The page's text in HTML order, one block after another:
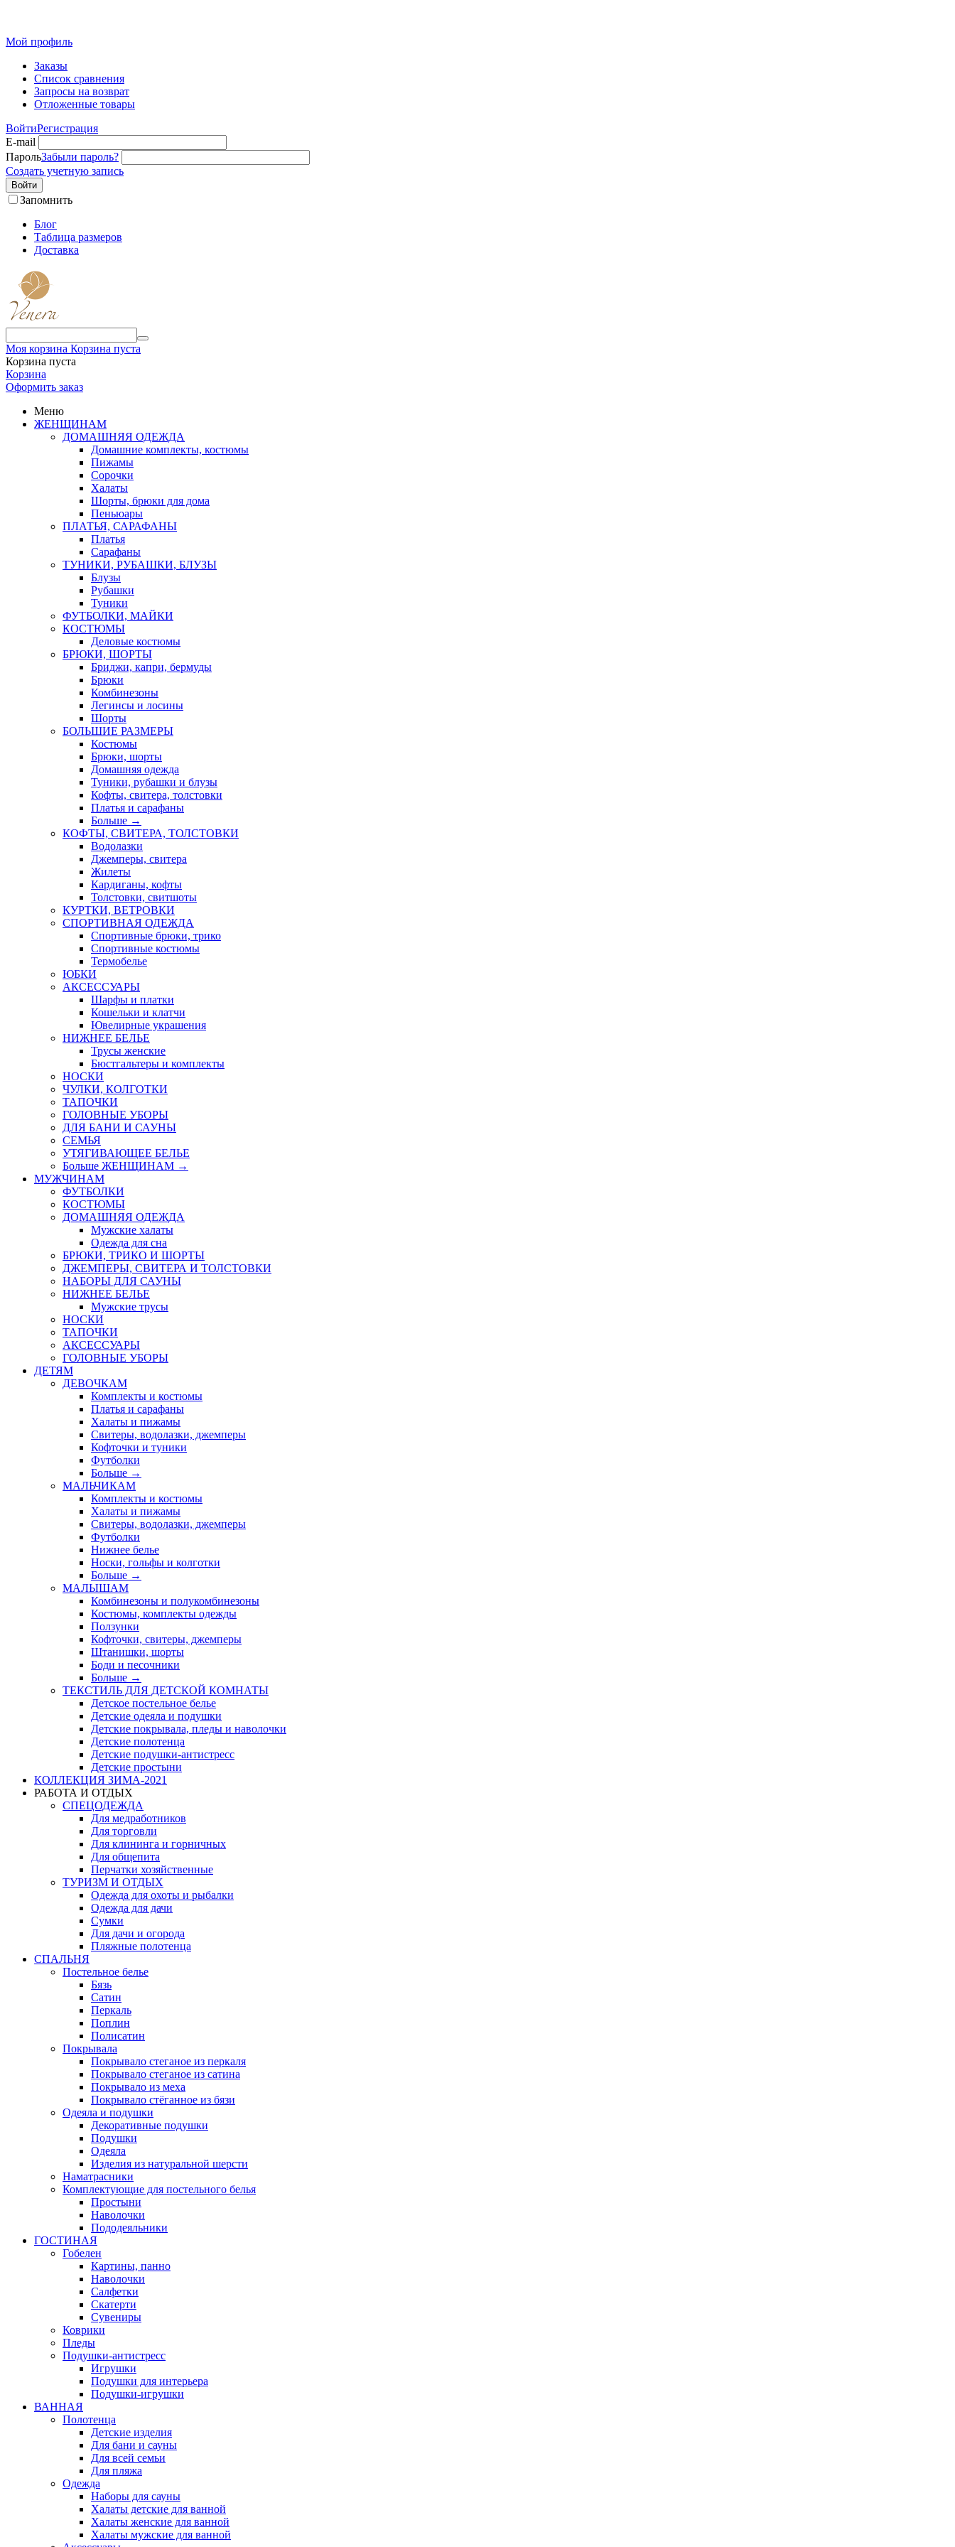
Мой профиль
Заказы
Список сравнения
Запросы на возврат
Отложенные товары
ВойтиРегистрация
E-mail
ПарольЗабыли пароль?
Создать учетную запись
Войти
Запомнить
Блог
Таблица размеров
Доставка
Моя корзина Корзина пуста
Корзина пуста
Корзина
Оформить заказ
Меню
ЖЕНЩИНАМ
ДОМАШНЯЯ ОДЕЖДА
Домашние комплекты, костюмы
Пижамы
Сорочки
Халаты
Шорты, брюки для дома
Пеньюары
ПЛАТЬЯ, САРАФАНЫ
Платья
Сарафаны
ТУНИКИ, РУБАШКИ, БЛУЗЫ
Блузы
Рубашки
Туники
ФУТБОЛКИ, МАЙКИ
КОСТЮМЫ
Деловые костюмы
БРЮКИ, ШОРТЫ
Бриджи, капри, бермуды
Брюки
Комбинезоны
Легинсы и лосины
Шорты
БОЛЬШИЕ РАЗМЕРЫ
Костюмы
Брюки, шорты
Домашняя одежда
Туники, рубашки и блузы
Кофты, свитера, толстовки
Платья и сарафаны
Больше →
КОФТЫ, СВИТЕРА, ТОЛСТОВКИ
Водолазки
Джемперы, свитера
Жилеты
Кардиганы, кофты
Толстовки, свитшоты
КУРТКИ, ВЕТРОВКИ
СПОРТИВНАЯ ОДЕЖДА
Спортивные брюки, трико
Спортивные костюмы
Термобелье
ЮБКИ
AКСЕССУАРЫ
Шарфы и платки
Кошельки и клатчи
Ювелирные украшения
НИЖНЕЕ БЕЛЬЕ
Трусы женские
Бюстгальтеры и комплекты
НОСКИ
ЧУЛКИ, КОЛГОТКИ
ТАПОЧКИ
ГОЛОВНЫЕ УБОРЫ
ДЛЯ БАНИ И САУНЫ
СЕМЬЯ
УТЯГИВАЮЩЕЕ БЕЛЬЕ
Больше ЖЕНЩИНАМ →
МУЖЧИНАМ
ФУТБОЛКИ
КОСТЮМЫ
ДОМАШНЯЯ ОДЕЖДА
Мужские халаты
Одежда для сна
БРЮКИ, ТРИКО И ШОРТЫ
ДЖЕМПЕРЫ, СВИТЕРА И ТОЛСТОВКИ
НАБОРЫ ДЛЯ САУНЫ
НИЖНЕЕ БЕЛЬЕ
Мужские трусы
НОСКИ
ТАПОЧКИ
АКСЕССУАРЫ
ГОЛОВНЫЕ УБОРЫ
ДЕТЯМ
ДЕВОЧКАМ
Комплекты и костюмы
Платья и сарафаны
Халаты и пижамы
Свитеры, водолазки, джемперы
Кофточки и туники
Футболки
Больше →
МАЛЬЧИКАМ
Комплекты и костюмы
Халаты и пижамы
Свитеры, водолазки, джемперы
Футболки
Нижнее белье
Носки, гольфы и колготки
Больше →
МАЛЫШАМ
Комбинезоны и полукомбинезоны
Костюмы, комплекты одежды
Ползунки
Кофточки, свитеры, джемперы
Штанишки, шорты
Боди и песочники
Больше →
ТЕКСТИЛЬ ДЛЯ ДЕТСКОЙ КОМНАТЫ
Детское постельное белье
Детские одеяла и подушки
Детские покрывала, пледы и наволочки
Детские полотенца
Детские подушки-антистресс
Детские простыни
КОЛЛЕКЦИЯ ЗИМА-2021
РАБОТА И ОТДЫХ
СПЕЦОДЕЖДА
Для медработников
Для торговли
Для клининга и горничных
Для общепита
Перчатки хозяйственные
ТУРИЗМ И ОТДЫХ
Одежда для охоты и рыбалки
Одежда для дачи
Сумки
Для дачи и огорода
Пляжные полотенца
СПАЛЬНЯ
Постельное белье
Бязь
Сатин
Перкаль
Поплин
Полисатин
Покрывала
Покрывало стеганое из перкаля
Покрывало стеганое из сатина
Покрывало из меха
Покрывало стёганное из бязи
Одеяла и подушки
Декоративные подушки
Подушки
Одеяла
Изделия из натуральной шерсти
Наматраcники
Комплектующие для постельного белья
Простыни
Наволочки
Пододеяльники
ГОСТИНАЯ
Гобелен
Картины, панно
Наволочки
Салфетки
Скатерти
Сувениры
Коврики
Пледы
Подушки-антистресс
Игрушки
Подушки для интерьера
Подушки-игрушки
ВАННАЯ
Полотенца
Детские изделия
Для бани и сауны
Для всей семьи
Для пляжа
Одежда
Наборы для сауны
Халаты детские для ванной
Халаты женские для ванной
Халаты мужские для ванной